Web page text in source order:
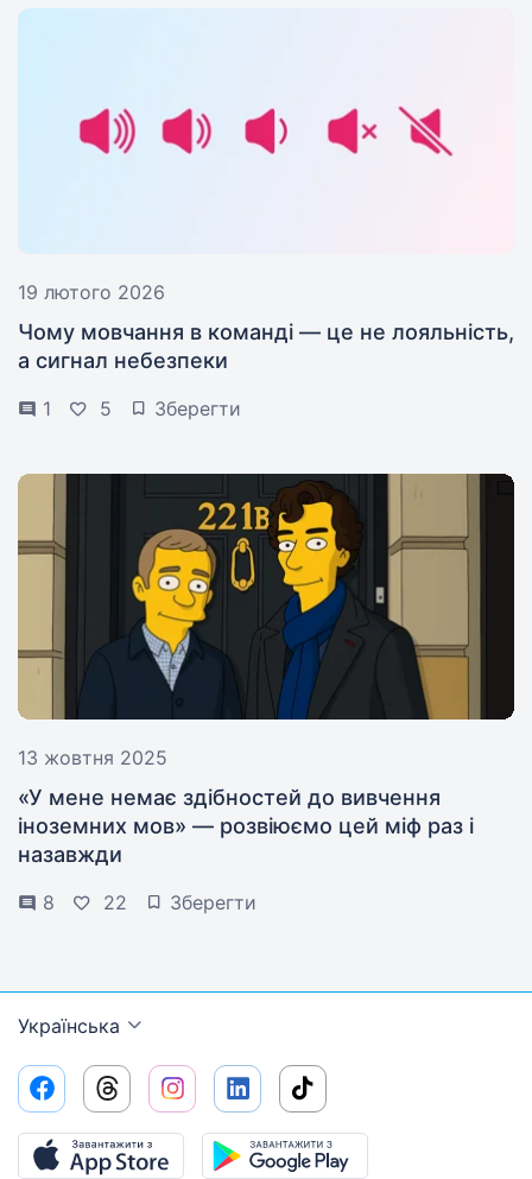
19 лютого 2026
Чому мовчання в команді — це не лояльність,
а сигнал небезпеки
1 5 Зберегти
13 жовтня 2025
«У мене немає здібностей до вивчення
іноземних мов» — розвіюємо цей міф раз і
назавжди
8 22 Зберегти
Українська